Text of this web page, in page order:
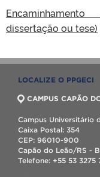
dissertação ou tese)
LOCALIZE O PPGECI
CAMPUS CAPÃO
Campus Universitário
Caixa Postal: 354
CEP: 96010-900
Capão do Leão/RS -
Telefone: +55 53 3275